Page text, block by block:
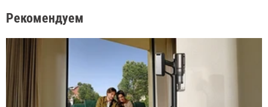
Рекомендуем